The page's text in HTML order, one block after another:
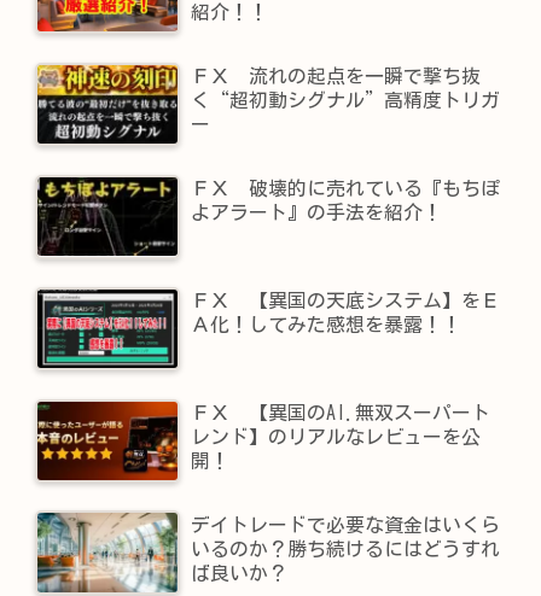
紹介！！
ＦＸ 流れの起点を一瞬で撃ち抜
く“超初動シグナル”高精度トリガ
ー
ＦＸ 破壊的に売れている『もちぽ
よアラート』の手法を紹介！
ＦＸ 【異国の天底システム】をＥ
Ａ化！してみた感想を暴露！！
ＦＸ 【異国のAI.無双スーパート
レンド】​のリアルなレビューを公
開！
デイトレードで必要な資金はいくら
いるのか？勝ち続けるにはどうすれ
ば良いか？